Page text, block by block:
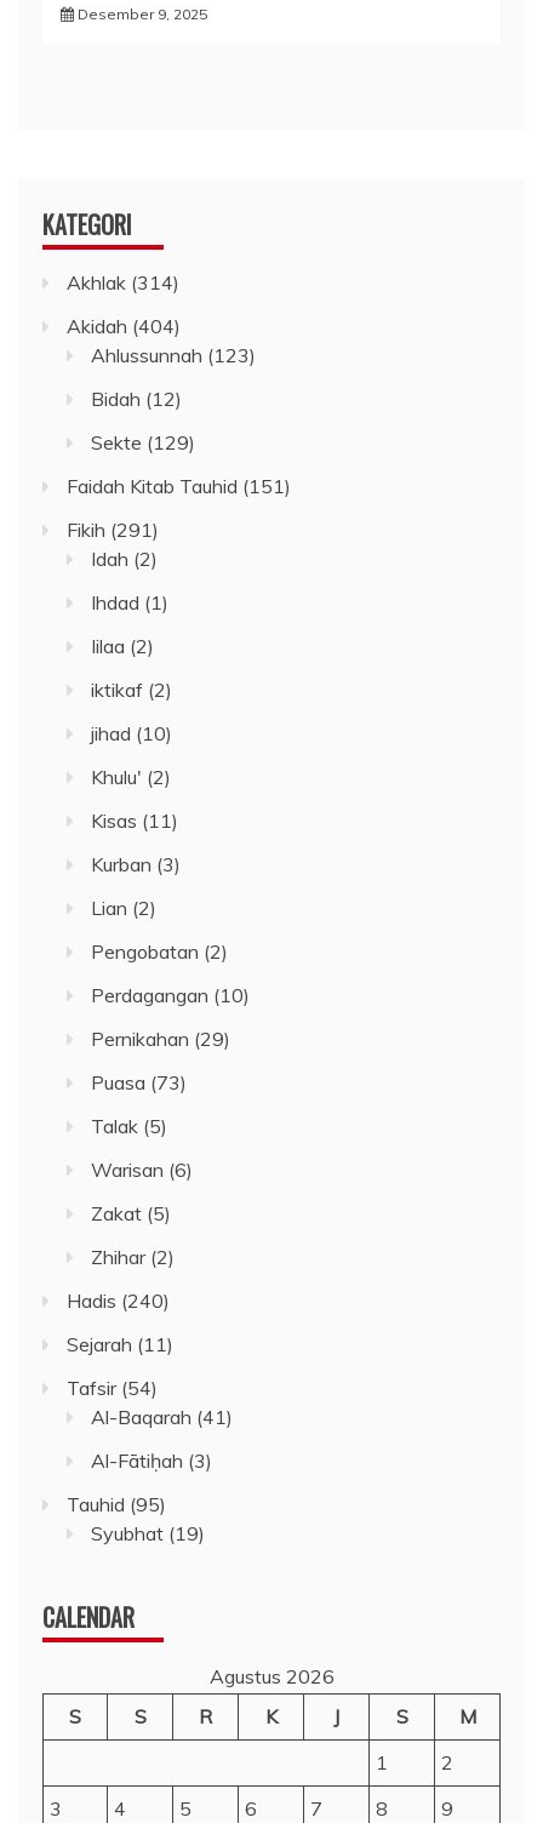
Desember 9, 2025
KATEGORI
Akhlak (314)
Akidah (404)
Ahlussunnah (123)
Bidah (12)
Sekte (129)
Faidah Kitab Tauhid (151)
Fikih (291)
Idah (2)
Ihdad (1)
Iilaa (2)
iktikaf (2)
jihad (10)
Khulu' (2)
Kisas (11)
Kurban (3)
Lian (2)
Pengobatan (2)
Perdagangan (10)
Pernikahan (29)
Puasa (73)
Talak (5)
Warisan (6)
Zakat (5)
Zhihar(2)
Hadis (240)
Sejarah (11)
Tafsir(54)
Al-Baqarah (41)
Al-Fātiḥah (3)
Tauhid (95)
Syubhat (19)
CALENDAR
Agustus 2026
S
S R K J S
M
1
2
3
4 5 6 7 8
9